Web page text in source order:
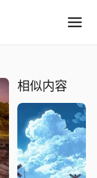
相似内容